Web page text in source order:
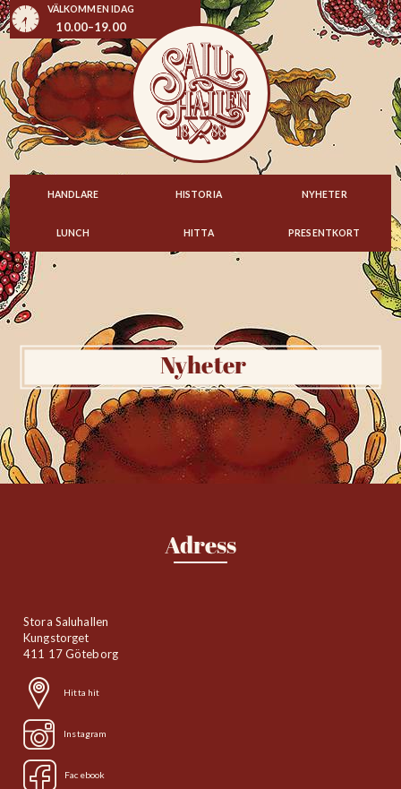
VÄLKOMMEN IDAG
10.00–19.00
HANDLARE HISTORIA NYHETER
LUNCH HITTA PRESENTKORT
Nyheter
Adress
Stora Saluhallen
Kungstorget
411 17 Göteborg
Hitta hit
Instagram
Facebook